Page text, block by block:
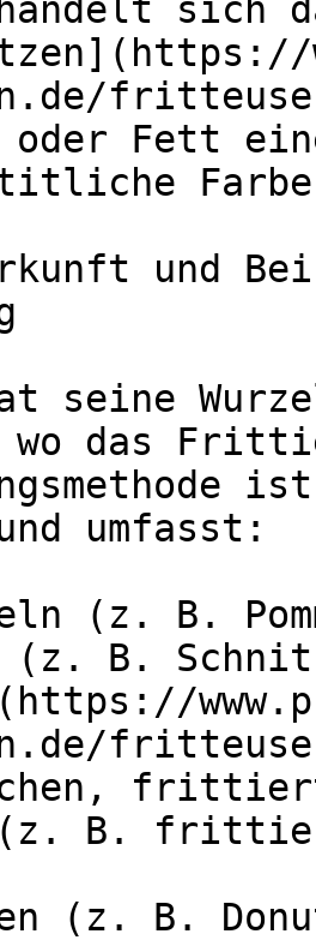
sich
oder Fett
und
seine
das
umfasst:
(z. B.
B.
(z. B.
(z. B.